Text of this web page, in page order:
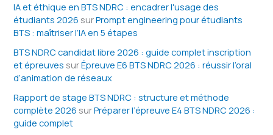
IA et éthique en BTS NDRC : encadrer l'usage des
étudiants 2026 surPrompt engineering pour étudiants
BTS : maîtriser l’IA en 5 étapes
BTS NDRC candidat libre 2026 : guide complet inscription
et épreuves surÉpreuve E6 BTS NDRC 2026 : réussir l’oral
d’animation de réseaux
Rapport de stage BTS NDRC : structure et méthode
complète 2026 surPréparer l’épreuve E4 BTS NDRC 2026 :
guide complet